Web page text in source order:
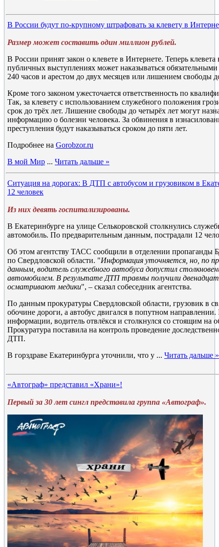
В России будут по-крупному штрафовать за клевету в
Размер может составить один миллион рублей.
В России принят закон о клевете в Интернете. Теперь
публичных выступлениях может наказываться
240 часов и арестом до двух месяцев или лишением свободы
Кроме того законом ужесточается ответственность по
Так, за клевету с использованием служебного положения
срок до трёх лет. Лишение свободы до четырёх лет могут
информацию о болезни человека. За обвинения в
преступления будут наказываться сроком до пяти лет.
Подробнее на Gorobzor.ru
В мой Мир ... Читать дальше »
Ситуация на дорогах: В ДТП с автобусом и грузовиком в
12 человек
Из них девять госпитализированы.
В Екатеринбурге на улице Селькоровской столкнулись
автомобиль. По предварительным данным, пострадали 12
Об этом агентству ТАСС сообщили в отделении
по Свердловской области. "Информация уточняется, но, по
данным, водитель служебного автобуса допустил
автомобилем. В результате ДТП травмы получили
осматривают медики", – сказал собеседник агентства.
По данным прокуратуры Свердловской области, грузовик в
обочине дороги, а автобус двигался в попутном
информации, водитель отвлёкся и столкнулся со стоящим на
Прокуратура поставила на контроль проведение
ДТП.
В горздраве Екатеринбурга уточнили, что у ... Читать дальше »
«Автограф» представил «Храни»!
Первый за 30 лет сингл представила группа «Автограф».